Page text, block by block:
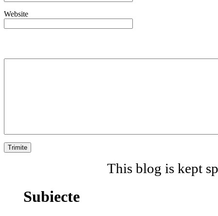
Website
This blog is kept
Subiecte